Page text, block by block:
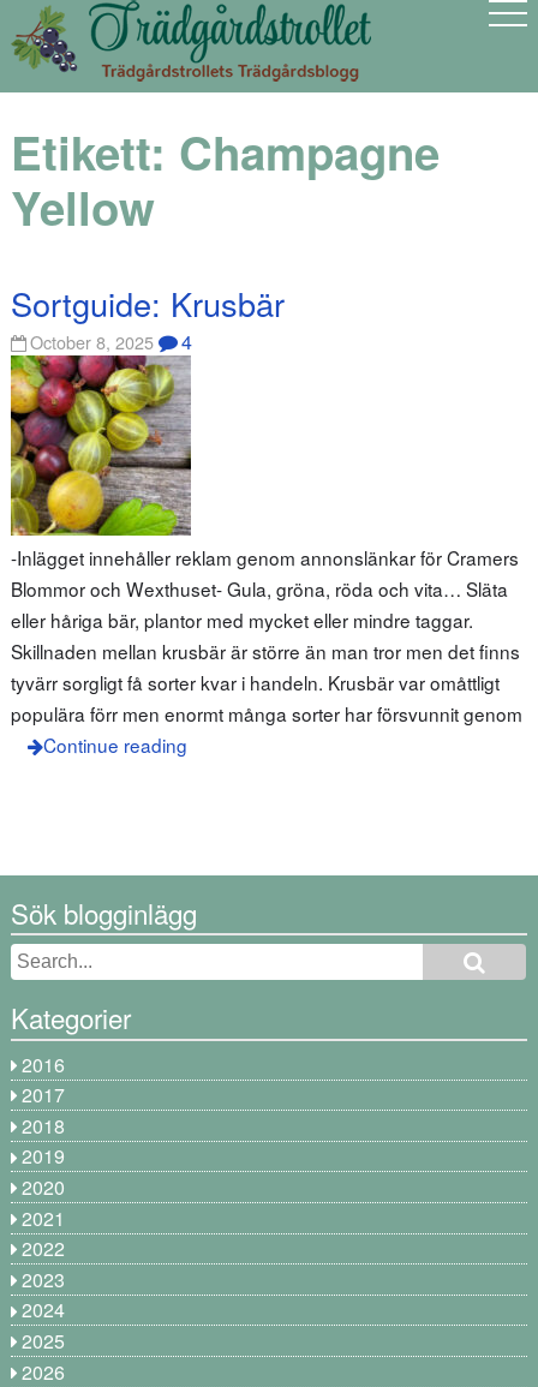
Etikett: Champagne
Yellow
Sortguide: Krusbär
October 8, 2025 4
-Inlägget innehåller reklam genom annonslänkar för Cramers
Blommor och Wexthuset- Gula, gröna, röda och vita… Släta
eller håriga bär, plantor med mycket eller mindre taggar.
Skillnaden mellan krusbär är större än man tror men det finns
tyvärr sorgligt få sorter kvar i handeln. Krusbär var omåttligt
populära förr men enormt många sorter har försvunnit genom
Continue reading
Sök blogginlägg
Kategorier
2016
2017
2018
2019
2020
2021
2022
2023
2024
2025
2026